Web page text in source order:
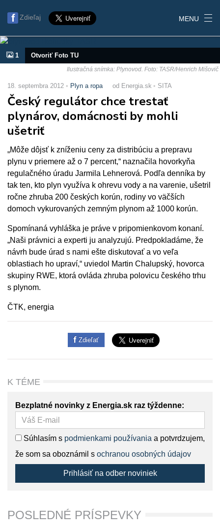
Zdieľaj MENU
1 Otvoriť Foto TU
Ilustračná snímka: Plynovod. Foto: TASR/Henrich Mišovič
18. septembra 2012 Plyn a ropa od Energia.sk SITA
Český regulátor chce trestať
plynárov, domácnosti by mohli
ušetriť
„Môže dôjsť k zníženiu ceny za distribúciu a prepravu
plynu v priemere až o 7 percent,“ naznačila hovorkyňa
regulačného úradu Jarmila Lehnerová. Podľa denníka by
tak ten, kto plyn využíva k ohrevu vody a na varenie, ušetril
ročne zhruba 200 českých korún, rodiny vo väčších
domoch vykurovaných zemným plynom až 1000 korún.
Spomínaná vyhláška je práve v pripomienkovom konaní.
„Naši právnici a experti ju analyzujú. Predpokladáme, že
návrh bude úrad s nami ešte diskutovať a vo veľa
oblastiach ho upraví,“ uviedol Martin Chalupský, hovorca
skupiny RWE, ktorá ovláda zhruba polovicu českého trhu
s plynom.
ČTK, energia
Zdieľať
K TÉME
Bezplatné novinky z Energia.sk raz týždenne:
Súhlasím s podmienkami používania a potvrdzujem,
že som sa oboznámil s ochranou osobných údajov
Prihlásiť na odber noviniek
POSLEDNÉ PRÍSPEVKY